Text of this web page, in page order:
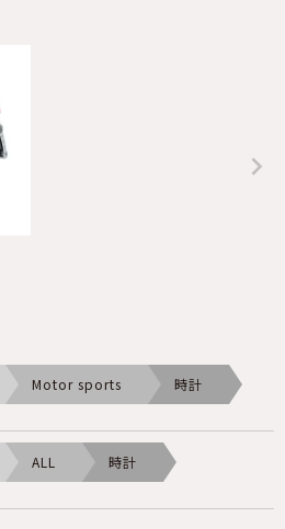
Motor sports
時計
ALL
時計